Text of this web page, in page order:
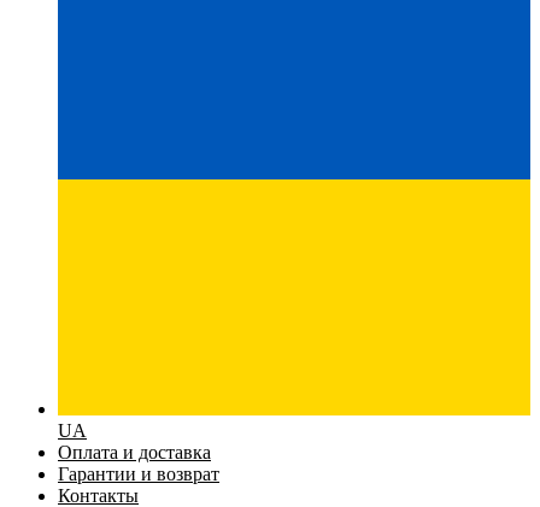
UA
Оплата и доставка
Гарантии и возврат
Контакты